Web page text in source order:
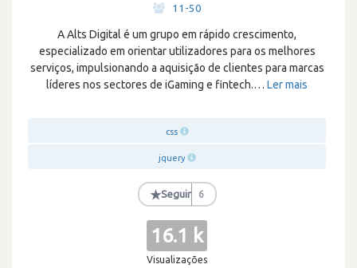
11-50
A Alts Digital é um grupo em rápido crescimento,
especializado em orientar utilizadores para os melhores
serviços, impulsionando a aquisição de clientes para marcas
líderes nos sectores de iGaming e fintech.… Ler mais
css
jquery
★Seguir 6
16.1 k
Visualizações